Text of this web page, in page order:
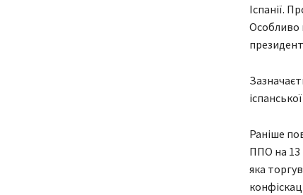
Іспанії.
Особливо
Раніше
ППО на 13
яка